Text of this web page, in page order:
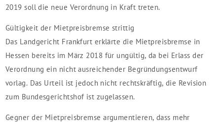
2019 soll die neue Verordnung in Kraft treten.
Gültigkeit der Mietpreisbremse strittig
Das Landgericht Frankfurt erklärte die Mietpreisbremse in
Hessen bereits im März 2018 für ungültig, da bei Erlass der
Verordnung ein nicht ausreichender Begründungsentwurf
vorlag. Das Urteil ist jedoch nicht rechtskräftig, die Revision
zum Bundesgerichtshof ist zugelassen.
Gegner der Mietpreisbremse argumentieren, dass mehr